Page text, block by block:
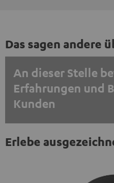
Das sagen andere
An dieser Stelle
Erfahrungen und
Kunden
Trustpilot‑Bewertungen
Erlebe